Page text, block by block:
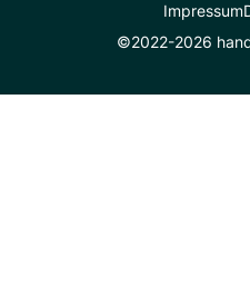
Impressum
©2022-2026